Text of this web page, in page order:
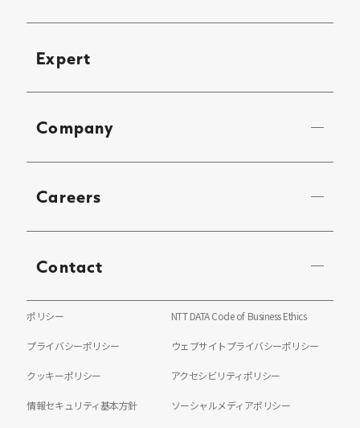
Expert
Company
Careers
Contact
ポリシー NTT DATA Code of Business Ethics
プライバシーポリシー ウェブサイトプライバシーポリシー
クッキーポリシー アクセシビリティポリシー
情報セキュリティ基本方針 ソーシャルメディアポリシー